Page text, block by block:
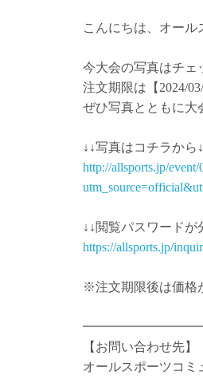
こんにちは、オール
今大会の写真はチェ
注文期限は【2024/
ぜひ写真とともに大
↓↓写真はコチラから
http://allsports.jp/
↓↓閲覧パスワードが
https://allsports.jp/
※注文期限後は価格
【お問い合わせ
オールスポーツコミ